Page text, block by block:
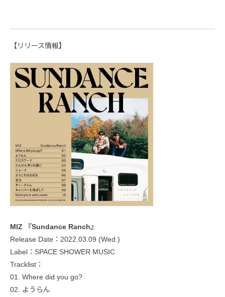
【リリース情報】
MIZ 『Sundance Ranch』
Release Date：2022.03.09 (Wed.)
Label：SPACE SHOWER MUSIC
Tracklist：
01. Where did you go?
02. ようらん